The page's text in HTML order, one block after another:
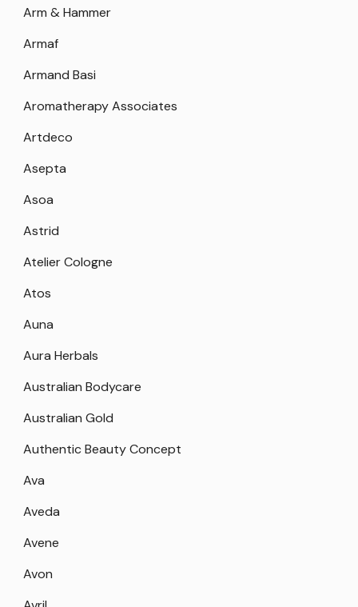
Arm & Hammer
Armaf
Armand Basi
Aromatherapy Associates
Artdeco
Asepta
Asoa
Astrid
Atelier Cologne
Atos
Auna
Aura Herbals
Australian Bodycare
Australian Gold
Authentic Beauty Concept
Ava
Aveda
Avene
Avon